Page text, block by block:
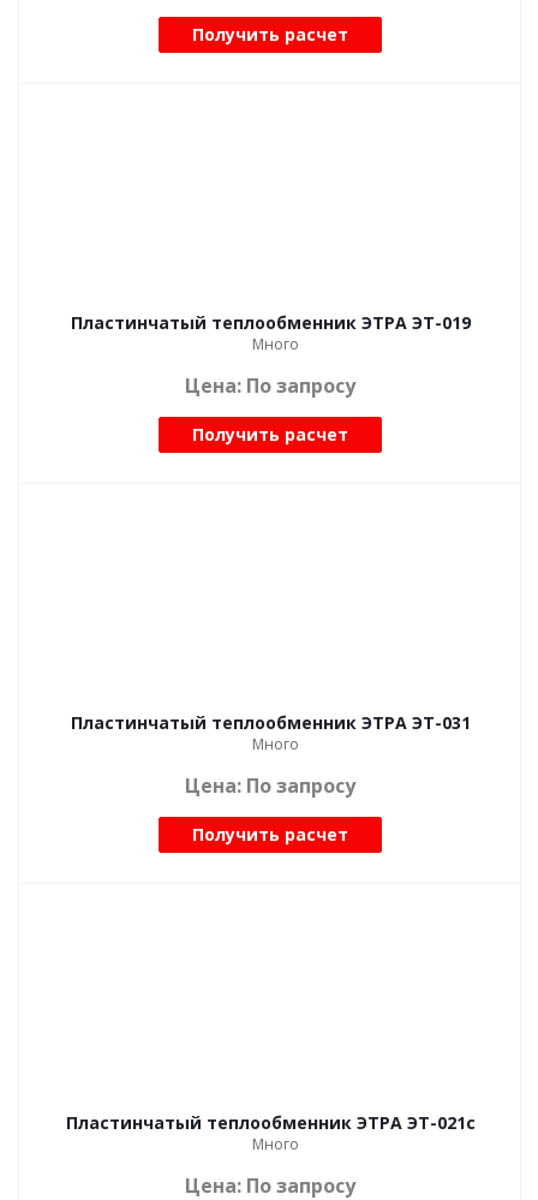
Получить расчет
Пластинчатый теплообменник ЭТРА ЭТ-019
Много
Цена: По запросу
Получить расчет
Пластинчатый теплообменник ЭТРА ЭТ-031
Много
Цена: По запросу
Получить расчет
Пластинчатый теплообменник ЭТРА ЭТ-021с
Много
Цена: По запросу